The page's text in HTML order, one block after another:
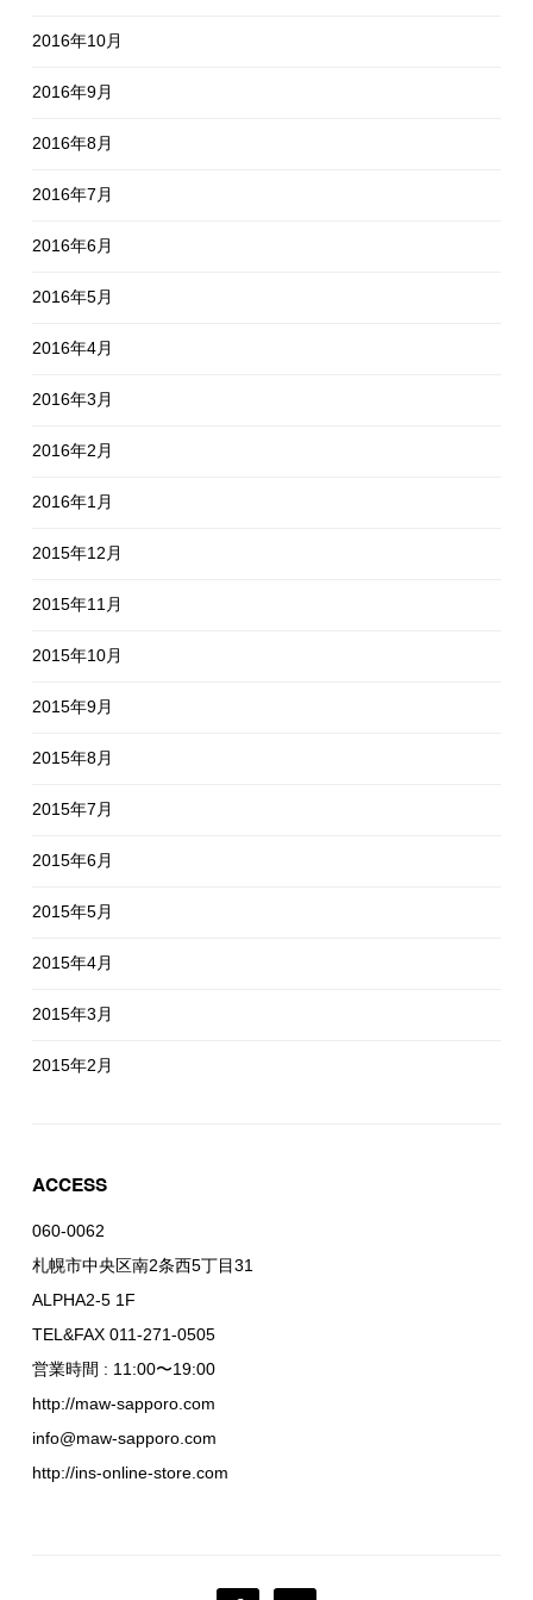
2016年10月
2016年9月
2016年8月
2016年7月
2016年6月
2016年5月
2016年4月
2016年3月
2016年2月
2016年1月
2015年12月
2015年11月
2015年10月
2015年9月
2015年8月
2015年7月
2015年6月
2015年5月
2015年4月
2015年3月
2015年2月
ACCESS
060-0062
札幌市中央区南2条西5丁目31
ALPHA2-5 1F
TEL&FAX 011-271-0505
営業時間 : 11:00〜19:00
http://maw-sapporo.com
info@maw-sapporo.com
http://ins-online-store.com